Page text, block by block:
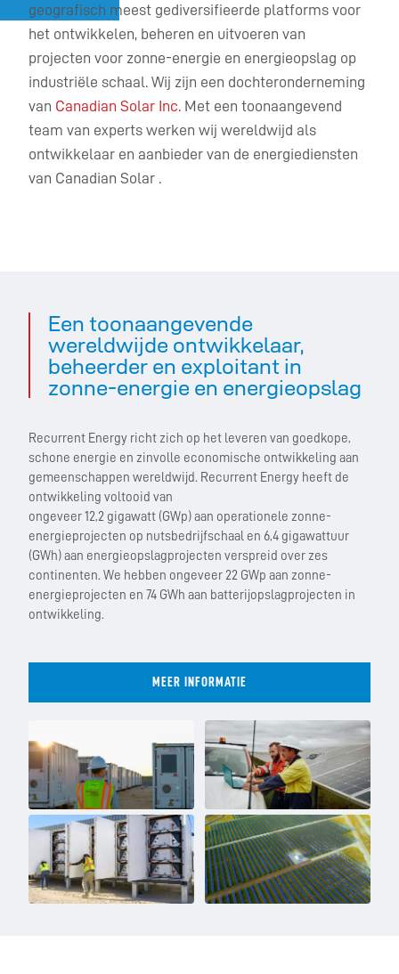
geografisch meest gediversifieerde platforms voor
het ontwikkelen, beheren en uitvoeren van
projecten voor zonne-energie en energieopslag op
industriële schaal. Wij zijn een dochteronderneming
van Canadian Solar Inc. Met een toonaangevend
team van experts werken wij wereldwijd als
ontwikkelaar en aanbieder van de energiediensten
van Canadian Solar .
Een toonaangevende
wereldwijde ontwikkelaar,
beheerder en exploitant in
zonne-energie en energieopslag
Recurrent Energy richt zich op het leveren van goedkope,
schone energie en zinvolle economische ontwikkeling aan
gemeenschappen wereldwijd. Recurrent Energy heeft de
ontwikkeling voltooid van
ongeveer 12,2 gigawatt (GWp) aan operationele zonne-
energieprojecten op nutsbedrijfschaal en 6,4 gigawattuur
(GWh) aan energieopslagprojecten verspreid over zes
continenten. We hebben ongeveer 22 GWp aan zonne-
energieprojecten en 74 GWh aan batterijopslagprojecten in
ontwikkeling.
MEER INFORMATIE